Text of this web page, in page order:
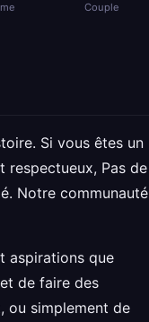
Couple
Si vous êtes un
respectueux, Pas de
Notre communauté
aspirations que
de faire des
ou simplement de